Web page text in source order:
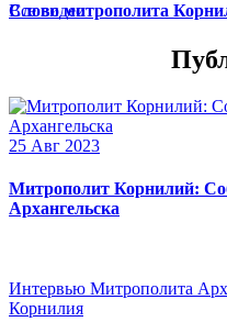
Слово митрополита
Все видео
25 Авг 2023
Митрополит Корнилий:
Архангельска
Интервью Митрополита
Корнилия